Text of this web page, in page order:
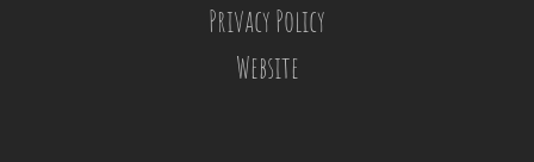
Privacy Policy
Website